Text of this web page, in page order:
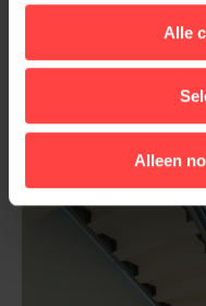
Alle
Alleen